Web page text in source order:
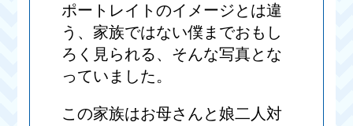
ポートレイトのイメージとは違
う、家族ではない僕までおもし
ろく見られる、そんな写真とな
っていました。
この家族はお母さんと娘二人対